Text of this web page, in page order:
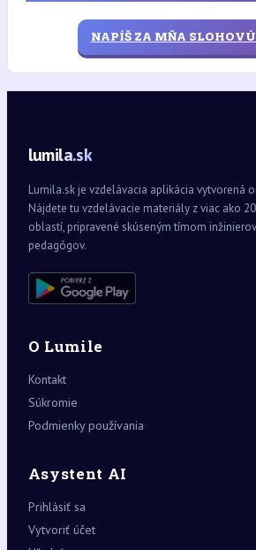
NAPÍŠ ZA MŇA
lumila.sk
Lumila.sk je vzdelávacia aplikácia vytvorená
Nájdete tu vzdelávacie materiály z viac ako
oblastí, pripravené skúseným tímom
pedagógov.
O Lumile
Kontakt
Súkromie
Podmienky používania
Asystent AI
Prihlásiť sa
Vytvoriť účet